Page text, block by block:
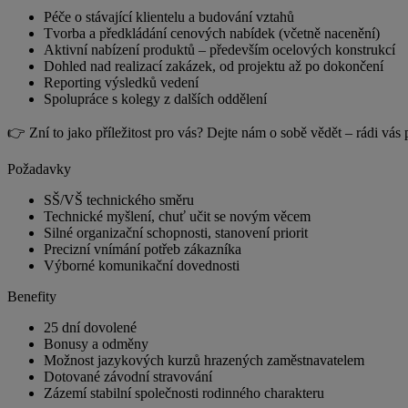
Péče o stávající klientelu a budování vztahů
Tvorba a předkládání cenových nabídek (včetně nacenění)
Aktivní nabízení produktů – především ocelových konstrukcí
Dohled nad realizací zakázek, od projektu až po dokončení
Reporting výsledků vedení
Spolupráce s kolegy z dalších oddělení
👉 Zní to jako příležitost pro vás? Dejte nám o sobě vědět – rádi vás
Požadavky
SŠ/VŠ technického směru
Technické myšlení, chuť učit se novým věcem
Silné organizační schopnosti, stanovení priorit
Precizní vnímání potřeb zákazníka
Výborné komunikační dovednosti
Benefity
25 dní dovolené
Bonusy a odměny
Možnost jazykových kurzů hrazených zaměstnavatelem
Dotované závodní stravování
Zázemí stabilní společnosti rodinného charakteru